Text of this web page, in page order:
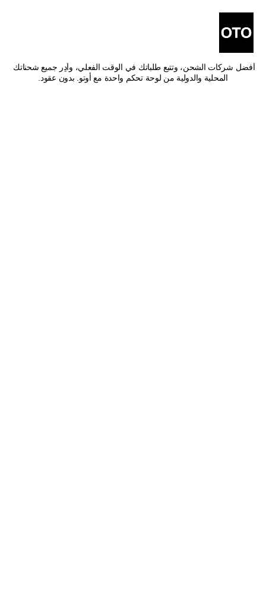
المحلية والدولية من لوحة تحكم واحدة مع أوتو. بدون عقود.